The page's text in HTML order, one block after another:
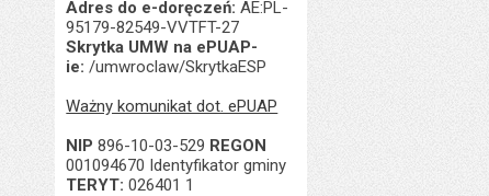
Adres do e-doręczeń: AE:PL-
95179-82549-VVTFT-27
Skrytka UMW na ePUAP-
ie: /umwroclaw/SkrytkaESP
Ważny komunikat dot. ePUAP
NIP 896-10-03-529 REGON
001094670 Identyfikator gminy
TERYT: 026401 1